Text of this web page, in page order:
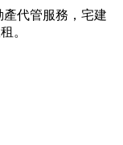
代管服務，宅建
。